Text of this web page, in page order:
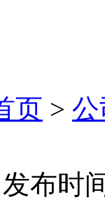
页 >
布时间